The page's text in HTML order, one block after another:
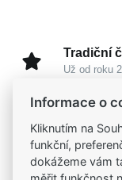
Tradiční
Už od roku
Na našem
Informace o
Kliknutím na
funkční,
dokážeme vám